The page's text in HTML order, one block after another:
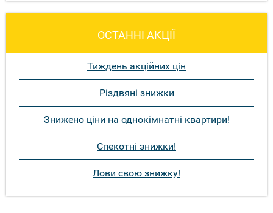
ОСТАННІ АКЦІЇ
Тиждень акційних цін
Різдвяні знижки
Знижено ціни на однокімнатні квартири!
Спекотні знижки!
Лови свою знижку!